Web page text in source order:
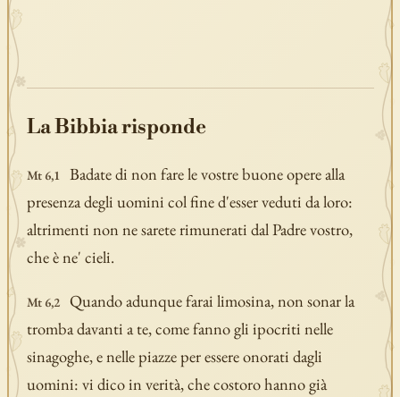
La Bibbia risponde
Mt 6,1
Badate di non fare le vostre buone opere alla
presenza degli uomini col fine d'esser veduti da loro:
altrimenti non ne sarete rimunerati dal Padre vostro,
che è ne' cieli.
Mt 6,2
Quando adunque farai limosina, non sonar la
tromba davanti a te, come fanno gli ipocriti nelle
sinagoghe, e nelle piazze per essere onorati dagli
uomini: vi dico in verità, che costoro hanno già